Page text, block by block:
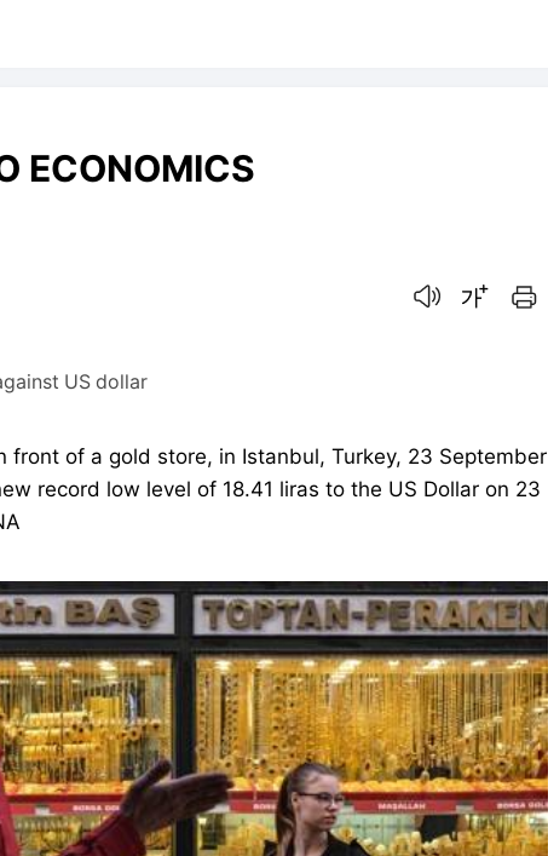
ECONOMICS
US dollar
front of a gold store, in Istanbul, Turkey, 23 September
record low level of 18.41 liras to the US Dollar on 23